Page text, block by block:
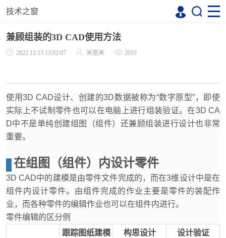
技术之窗
兼顾组装的3D CAD使用方法
2022.12.13 13:02:07 米思米 2033
使用3D CAD设计、创建的3D数据被称为“数字原型”，即使
实际上不试制零件也可以在电脑上进行组装验证。在3D CA
D中不是单纯创建组图（组件）还兼顾组装进行设计也非常
重要。
在组图（组件）内设计零件
3D CAD中的建模是由零件文件完成的，而在3维设计中是在
组件内设计零件。由组件完成的作业主要是零件的装配作
业，而各种零件的编辑作业也可以在组件内进行。
零件编辑的区分例
跟踪图纸建模
构思设计 设计验证